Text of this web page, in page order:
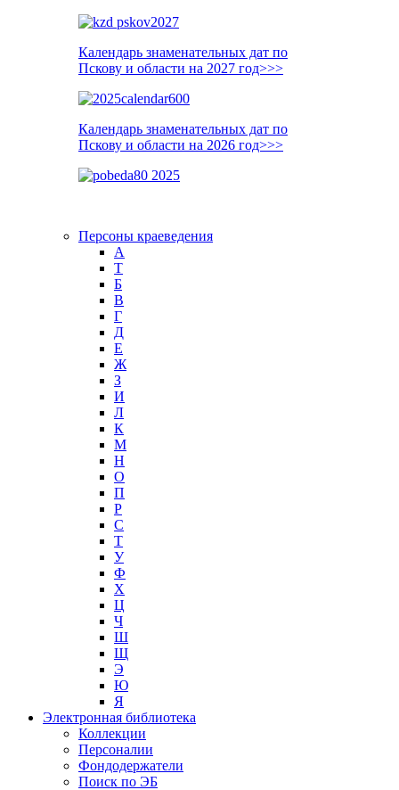
Календарь знаменательных дат по
Пскову и области на 2027 год>>>
Календарь знаменательных дат по
Пскову и области на 2026 год>>>
Персоны краеведения
А
T
Б
В
Г
Д
Е
Ж
З
И
Л
К
М
Н
О
П
Р
С
Т
У
Ф
Х
Ц
Ч
Ш
Щ
Э
Ю
Я
Электронная библиотека
Коллекции
Персоналии
Фондодержатели
Поиск по ЭБ